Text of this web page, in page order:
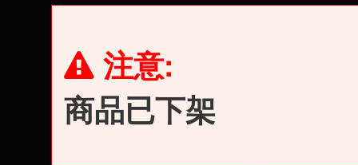
注意:
商品已下架